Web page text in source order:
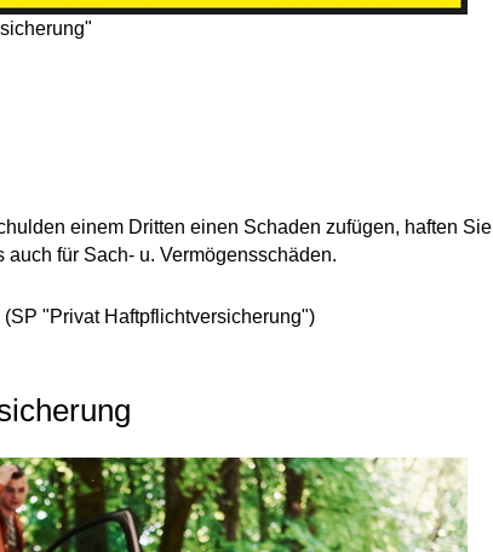
einem Dritten einen Schaden zufügen, haften Sie
für Sach- u. Vermögensschäden.
(SP "Privat Haftpflichtversicherung")